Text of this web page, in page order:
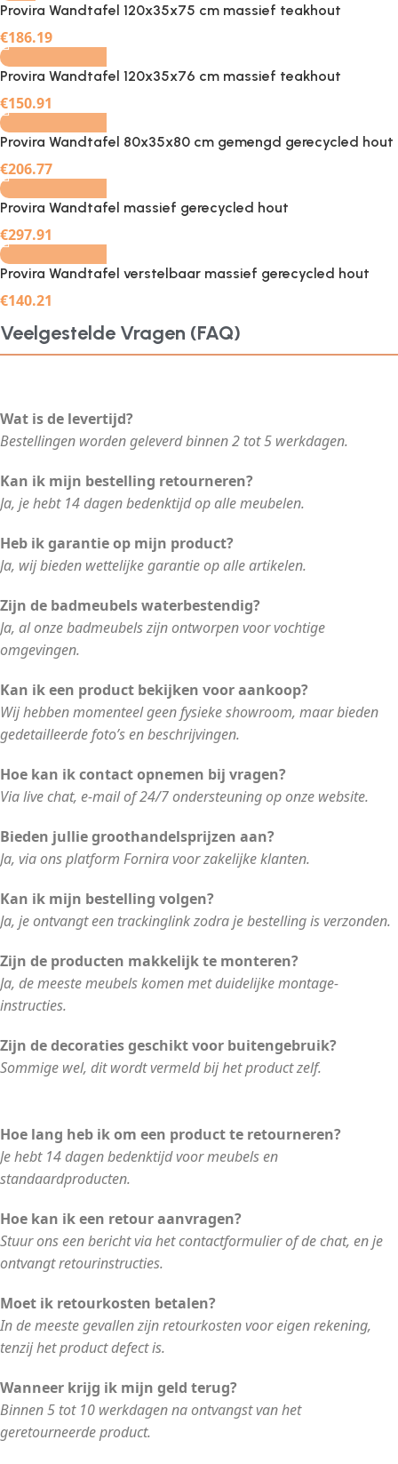
Provira Wandtafel 120x35x75 cm massief teakhout
€186.19
- +
Provira Wandtafel 120x35x76 cm massief teakhout
€150.91
- +
Provira Wandtafel 80x35x80 cm gemengd gerecycled hout
€206.77
- +
Provira Wandtafel massief gerecycled hout
€297.91
- +
Provira Wandtafel verstelbaar massief gerecycled hout
€140.21
Veelgestelde Vragen (FAQ)
Wat is de levertijd?
Bestellingen worden geleverd binnen 2 tot 5 werkdagen.
Kan ik mijn bestelling retourneren?
Ja, je hebt 14 dagen bedenktijd op alle meubelen.
Heb ik garantie op mijn product?
Ja, wij bieden wettelijke garantie op alle artikelen.
Zijn de badmeubels waterbestendig?
Ja, al onze badmeubels zijn ontworpen voor vochtige
omgevingen.
Kan ik een product bekijken voor aankoop?
Wij hebben momenteel geen fysieke showroom, maar bieden
gedetailleerde foto’s en beschrijvingen.
Hoe kan ik contact opnemen bij vragen?
Via live chat, e-mail of 24/7 ondersteuning op onze website.
Bieden jullie groothandelsprijzen aan?
Ja, via ons platform Fornira voor zakelijke klanten.
Kan ik mijn bestelling volgen?
Ja, je ontvangt een trackinglink zodra je bestelling is verzonden.
Zijn de producten makkelijk te monteren?
Ja, de meeste meubels komen met duidelijke montage-
instructies.
Zijn de decoraties geschikt voor buitengebruik?
Sommige wel, dit wordt vermeld bij het product zelf.
Hoe lang heb ik om een product te retourneren?
Je hebt 14 dagen bedenktijd voor meubels en
standaardproducten.
Hoe kan ik een retour aanvragen?
Stuur ons een bericht via het contactformulier of de chat, en je
ontvangt retourinstructies.
Moet ik retourkosten betalen?
In de meeste gevallen zijn retourkosten voor eigen rekening,
tenzij het product defect is.
Wanneer krijg ik mijn geld terug?
Binnen 5 tot 10 werkdagen na ontvangst van het
geretourneerde product.